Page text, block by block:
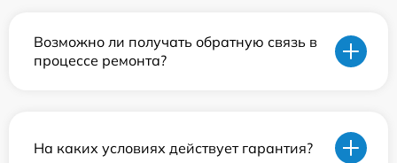
Возможно ли получать обратную связь в
процессе ремонта?
На каких условиях действует гарантия?